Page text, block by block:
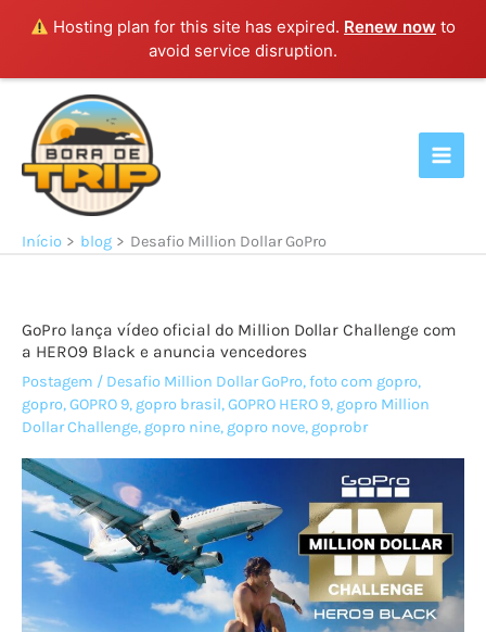
Hosting plan for this site has expired. Renew now to
avoid service disruption.
conteúdo
Início blog Desafio Million Dollar GoPro
GoPro lança vídeo oficial do Million Dollar Challenge com
a HERO9 Black e anuncia vencedores
Postagem / Desafio Million Dollar GoPro,foto com gopro,
gopro,GOPRO 9, gopro brasil,GOPRO HERO 9, gopro Million
Dollar Challenge, gopro nine, gopro nove, goprobr